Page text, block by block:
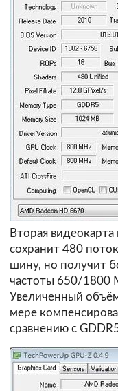
Вторая
сохранит 480
шину, но получит
частоты 650/1800
Увеличенный
мере
сравнению с